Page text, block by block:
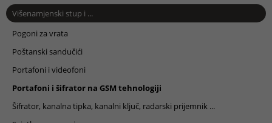
Višenamjenski stup i ...
Pogoni za vrata
Poštanski sandučići
Portafoni i videofoni
Portafoni i šifrator na GSM tehnologiji
Šifrator, kanalna tipka, kanalni ključ, radarski prijemnik ...